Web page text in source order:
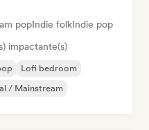
popIndie folkIndie pop
impactante(s)
Lofi bedroom
/ Mainstream